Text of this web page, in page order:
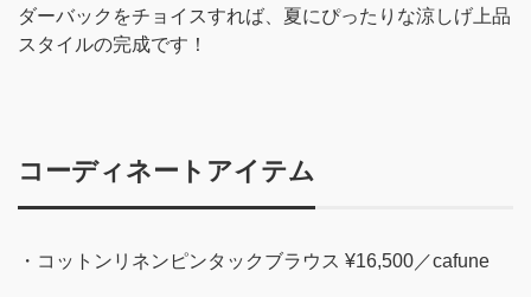
ダーバックをチョイスすれば、夏にぴったりな涼しげ上品
スタイルの完成です！
コーディネートアイテム
・コットンリネンピンタックブラウス ¥16,500／cafune